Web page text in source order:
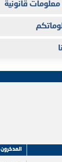
معلومات قانونية
المدخرون